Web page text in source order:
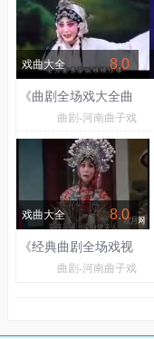
戏曲大全 8.0
《曲剧全场戏大全曲
剧选段专辑》
曲剧-河南曲子戏
戏曲大全 8.0
《经典曲剧全场戏视
频大全》
曲剧-河南曲子戏